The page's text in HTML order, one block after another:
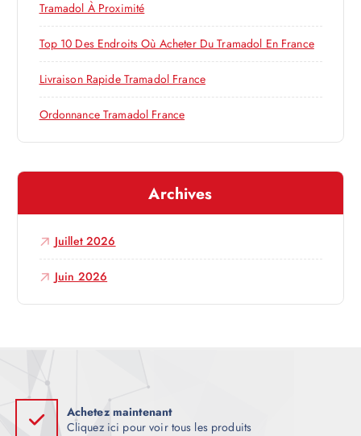
t
i
c
e
:
Tramadol À Proximité
Top 10 Des Endroits Où Acheter Du Tramadol En France
Livraison Rapide Tramadol France
Ordonnance Tramadol France
Archives
Juillet 2026
Juin 2026
Achetez maintenant
Cliquez ici pour voir tous les produits